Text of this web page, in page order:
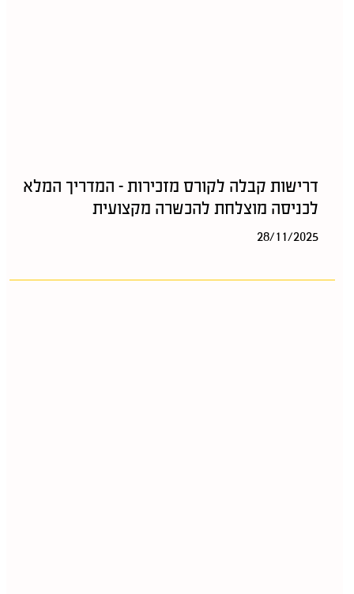
דרישות קבלה לקורס מזכירות – המדריך המלא
לכניסה מוצלחת להכשרה מקצועית
28/11/2025